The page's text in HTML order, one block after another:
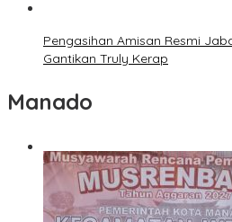
Pengasihan Amisan Resmi
Gantikan Truly Kerap
Manado